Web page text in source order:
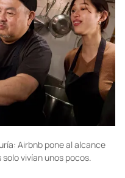
Airbnb pone al alcance
vivían unos pocos.